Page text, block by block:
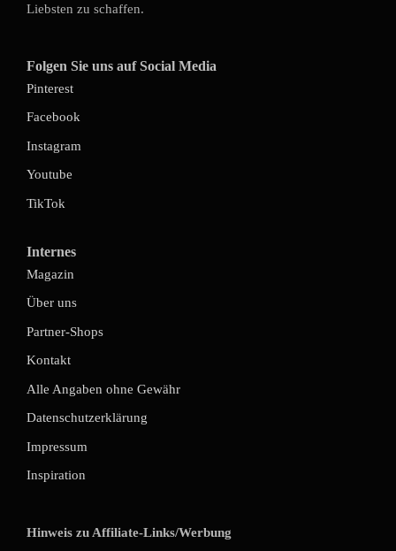
Liebsten zu schaffen.
Folgen Sie uns auf Social Media
Pinterest
Facebook
Instagram
Youtube
TikTok
Internes
Magazin
Über uns
Partner-Shops
Kontakt
Alle Angaben ohne Gewähr
Datenschutzerklärung
Impressum
Inspiration
Hinweis zu Affiliate-Links/Werbung